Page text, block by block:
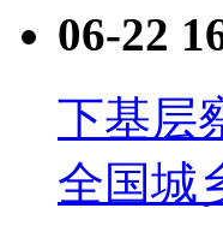
06-22
下基层
全国城